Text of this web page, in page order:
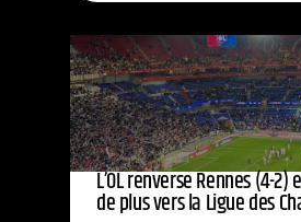
L’OL renverse Rennes (4-
de plus vers la Ligue des